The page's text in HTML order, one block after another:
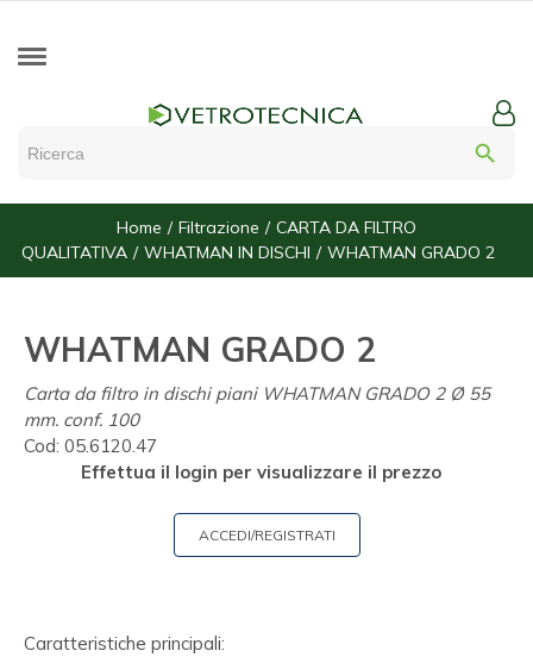
search
Home Filtrazione
CARTA DA FILTRO
QUALITATIVA
WHATMAN IN DISCHI WHATMAN GRADO 2
WHATMAN GRADO 2
Carta da filtro in dischi piani WHATMAN GRADO 2 Ø 55
mm. conf. 100
Cod: 05.6120.47
Effettua il login per visualizzare il prezzo
ACCEDI/REGISTRATI
Caratteristiche principali: